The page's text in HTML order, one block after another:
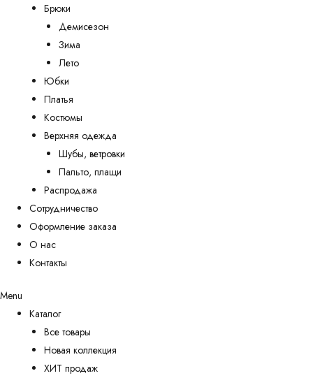
Брюки
Демисезон
Зима
Лето
Юбки
Платья
Костюмы
Верхняя одежда
Шубы, ветровки
Пальто, плащи
Распродажа
Сотрудничество
Оформление заказа
О нас
Контакты
Menu
Каталог
Все товары
Новая коллекция
ХИТ продаж